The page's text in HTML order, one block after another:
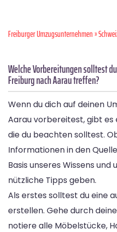
Freiburger Umzugsunternehmen»
Welche Vorbereitungen solltest
Freiburg nach Aarau treffen?
Wenn du dich auf deinen
Aarau vorbereitest, gibt es
die du beachten solltest.
Informationen in den
Basis unseres Wissens
nützliche Tipps geben.
Als erstes solltest du eine
erstellen. Gehe durch
notiere alle Möbelstücke,